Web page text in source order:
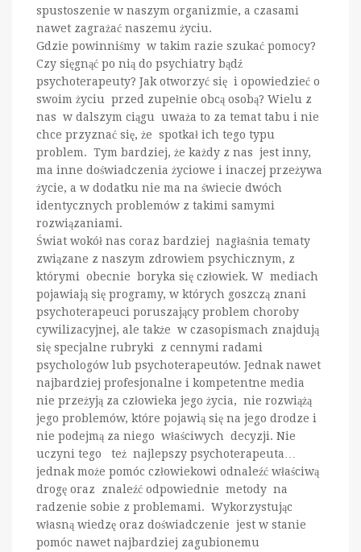
spustoszenie w naszym organizmie, a czasami
nawet zagrażać naszemu życiu.
Gdzie powinniśmy w takim razie szukać pomocy?
Czy sięgnąć po nią do psychiatry bądź
psychoterapeuty? Jak otworzyć się i opowiedzieć o
swoim życiu przed zupełnie obcą osobą? Wielu z
nas w dalszym ciągu uważa to za temat tabu i nie
chce przyznać się, że spotkał ich tego typu
problem. Tym bardziej, że każdy z nas jest inny,
ma inne doświadczenia życiowe i inaczej przeżywa
życie, a w dodatku nie ma na świecie dwóch
identycznych problemów z takimi samymi
rozwiązaniami.
Świat wokół nas coraz bardziej nagłaśnia tematy
związane z naszym zdrowiem psychicznym, z
którymi obecnie boryka się człowiek. W mediach
pojawiają się programy, w których goszczą znani
psychoterapeuci poruszający problem choroby
cywilizacyjnej, ale także w czasopismach znajdują
się specjalne rubryki z cennymi radami
psychologów lub psychoterapeutów. Jednak nawet
najbardziej profesjonalne i kompetentne media
nie przeżyją za człowieka jego życia, nie rozwiążą
jego problemów, które pojawią się na jego drodze i
nie podejmą za niego właściwych decyzji. Nie
uczyni tego też najlepszy psychoterapeuta…
jednak może pomóc człowiekowi odnaleźć właściwą
drogę oraz znaleźć odpowiednie metody na
radzenie sobie z problemami. Wykorzystując
własną wiedzę oraz doświadczenie jest w stanie
pomóc nawet najbardziej zagubionemu